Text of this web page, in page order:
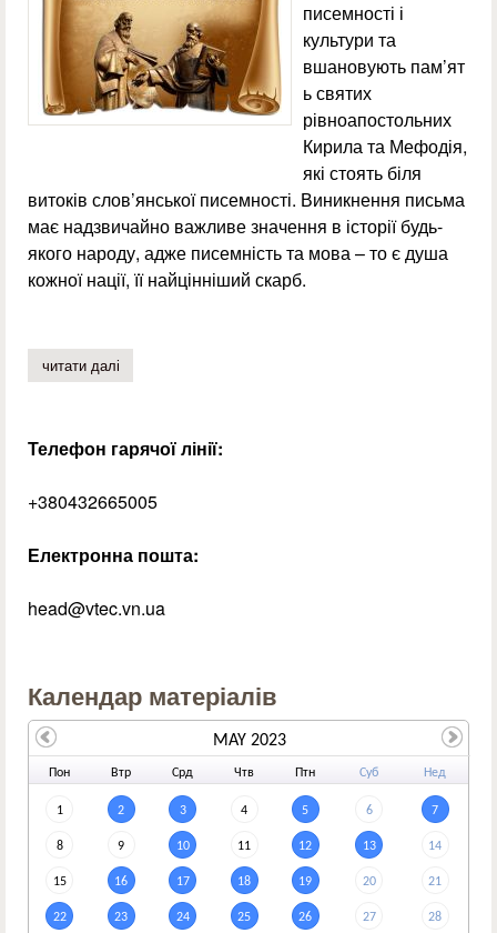
писемності і
культури та
вшановують пам’ят
ь святих
рівноапостольних
Кирила та Мефодія,
які стоять біля
витоків слов’янської писемності. Виникнення письма
має надзвичайно важливе значення в історії будь-
якого народу, адже писемність та мова – то є душа
кожної нації, її найцінніший скарб.
читати далі
Телефон гарячої лінії:
+380432665005
Електронна пошта:
head@vtec.vn.ua
Календар матеріалів
Пон Втр Срд Чтв Птн Суб Нед
1 2 3 4 5 6 7
8 9 10 11 12 13 14
15 16 17 18 19 20 21
22 23 24 25 26 27 28
MAY 2023